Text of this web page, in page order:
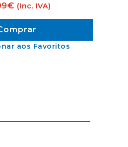
aos Favoritos
€ (Inc. IVA)